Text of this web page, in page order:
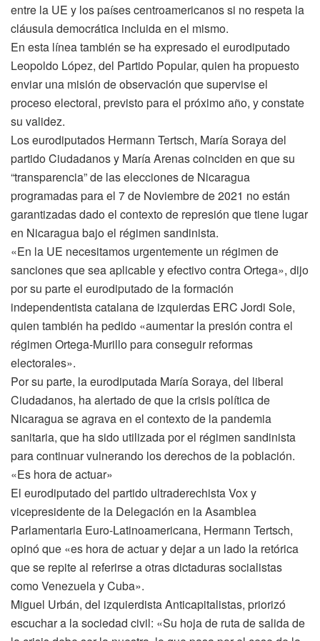
entre la UE y los países centroamericanos si no respeta la
cláusula democrática incluida en el mismo.
En esta línea también se ha expresado el eurodiputado
Leopoldo López, del Partido Popular, quien ha propuesto
enviar una misión de observación que supervise el
proceso electoral, previsto para el próximo año, y constate
su validez.
Los eurodiputados Hermann Tertsch, María Soraya del
partido Ciudadanos y María Arenas coinciden en que su
“transparencia” de las elecciones de Nicaragua
programadas para el 7 de Noviembre de 2021 no están
garantizadas dado el contexto de represión que tiene lugar
en Nicaragua bajo el régimen sandinista.
«En la UE necesitamos urgentemente un régimen de
sanciones que sea aplicable y efectivo contra Ortega», dijo
por su parte el eurodiputado de la formación
independentista catalana de izquierdas ERC Jordi Sole,
quien también ha pedido «aumentar la presión contra el
régimen Ortega-Murillo para conseguir reformas
electorales».
Por su parte, la eurodiputada María Soraya, del liberal
Ciudadanos, ha alertado de que la crisis política de
Nicaragua se agrava en el contexto de la pandemia
sanitaria, que ha sido utilizada por el régimen sandinista
para continuar vulnerando los derechos de la población.
«Es hora de actuar»
El eurodiputado del partido ultraderechista Vox y
vicepresidente de la Delegación en la Asamblea
Parlamentaria Euro-Latinoamericana, Hermann Tertsch,
opinó que «es hora de actuar y dejar a un lado la retórica
que se repite al referirse a otras dictaduras socialistas
como Venezuela y Cuba».
Miguel Urbán, del izquierdista Anticapitalistas, priorizó
escuchar a la sociedad civil: «Su hoja de ruta de salida de